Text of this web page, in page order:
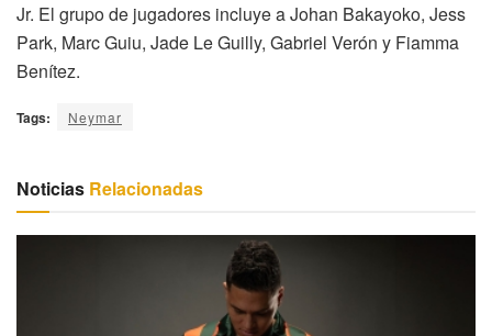
Jr. El grupo de jugadores incluye a Johan Bakayoko, Jess
Park, Marc Guiu, Jade Le Guilly, Gabriel Verón y Fiamma
Benítez.
Tags: Neymar
Noticias Relacionadas